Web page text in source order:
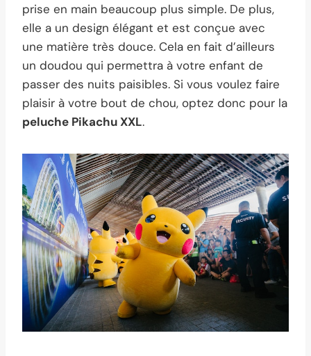
prise en main beaucoup plus simple. De plus,
elle a un design élégant et est conçue avec
une matière très douce. Cela en fait d’ailleurs
un doudou qui permettra à votre enfant de
passer des nuits paisibles. Si vous voulez faire
plaisir à votre bout de chou, optez donc pour la
peluche Pikachu XXL.